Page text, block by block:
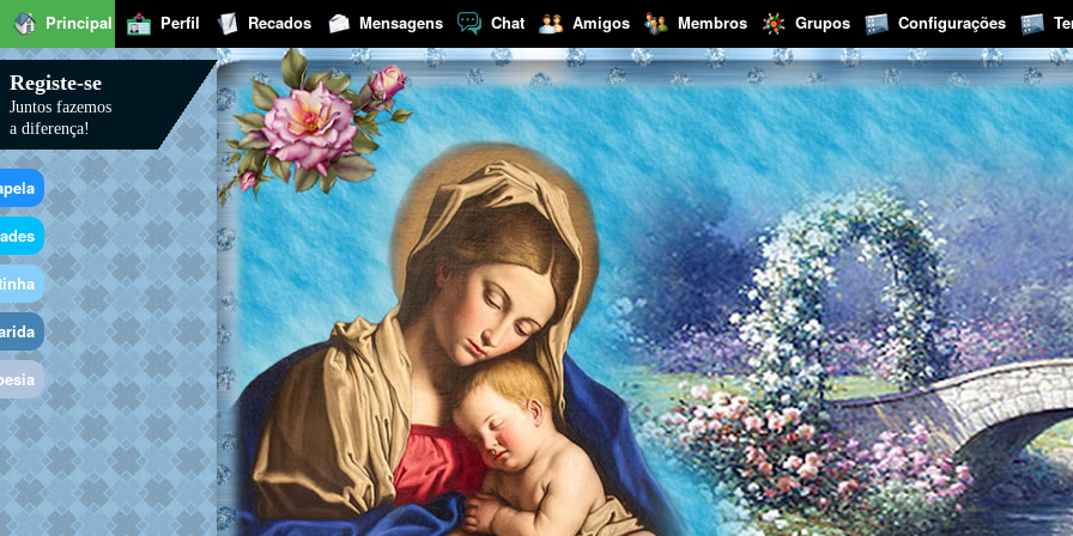
Principal Perfil Recados Mensagens Chat Amigos Membros Grupos Configurações
Registe-se
Juntos fazemos
a diferença!